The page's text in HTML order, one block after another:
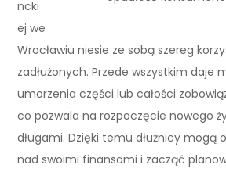
ncki
ej we
Wrocławiu niesie ze sobą szereg
zadłużonych. Przede wszystkim daje
umorzenia części lub całości
co pozwala na rozpoczęcie nowego
długami. Dzięki temu dłużnicy mogą
nad swoimi finansami i zacząć